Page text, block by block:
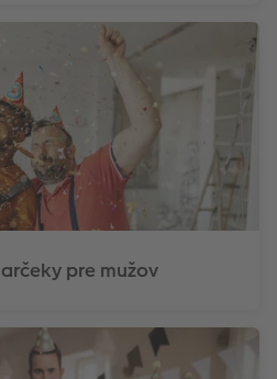
pre mužov